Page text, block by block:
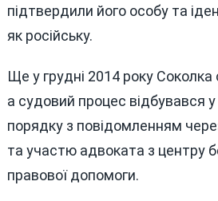
підтвердили його особу та
як російську.
Ще у грудні 2014 року
а судовий процес відбувався
порядку з повідомленням через
та участю адвоката з центру
правової допомоги.